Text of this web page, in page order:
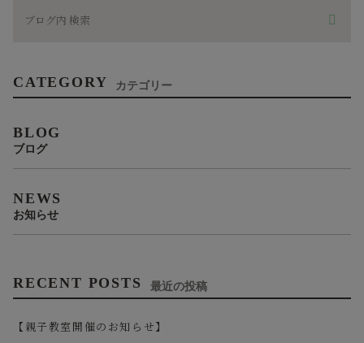
CATEGORY カテゴリー
BLOG
ブログ
NEWS
お知らせ
RECENT POSTS 最近の投稿
【親子教室開催のお知らせ】